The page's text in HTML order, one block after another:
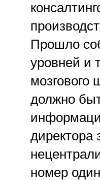
Прошло
уровней и
мозгового
должно
номер